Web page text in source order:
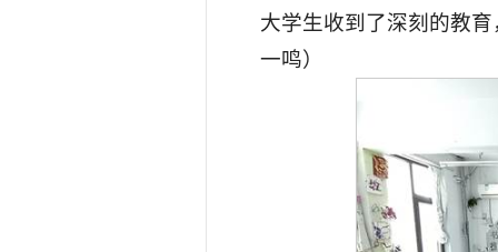
大学生收到了深刻的教
一鸣）